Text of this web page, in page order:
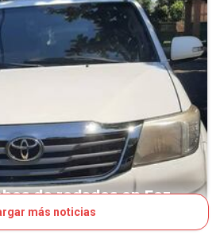
de rodados en Foz
más noticias